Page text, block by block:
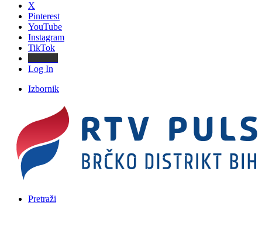
X
Pinterest
YouTube
Instagram
TikTok
Log In
Izbornik
Pretraži